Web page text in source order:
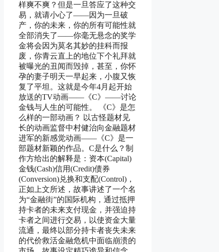
样爽不爽？但是一旦答应了这种交
易，就请小心了——因为一旦破
产，你的未来，你的所有可能性就
全部消失了——你毫无悬念的奖学
金将会因为莫名其妙的挂科而报
废，你青云直上的地位下个礼拜就
被曝光的丑闻而毁掉，甚至，你怀
孕的妻子明天一早起来，小腹又恢
复了平坦。这就是今年4月起开始
放送的TV动画——《C》——讨论
金钱与人生的可能性。 《C》是怎
么样的一部动画？ 以古怪题材见
长的动画监督中村健治向金融题材
进军的新感觉动画——《C》是一
部题材新颖的作品。C是什么？制
作方给出的解释是：资本(Capital)
金钱(Cash)信用(Credit)债券
(Conversion)兑换和支配(Control)，
正如上文所述，故事讲述了一个名
为“金融街”的国际机构，通过抵押
持卡者的未来支付现金，并强迫持
卡者之间进行交易，以使资金大量
流通，最终以部分持卡者丧失未来
的代价救活金融危机中面临崩溃的